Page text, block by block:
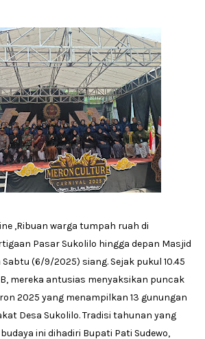
,Ribuan warga tumpah ruah di
Pasar Sukolilo hingga depan Masjid
(6/9/2025) siang. Sejak pukul 10.45
mereka antusias menyaksikan puncak
2025 yang menampilkan 13 gunungan
Desa Sukolilo. Tradisi tahunan yang
ini dihadiri Bupati Pati Sudewo,